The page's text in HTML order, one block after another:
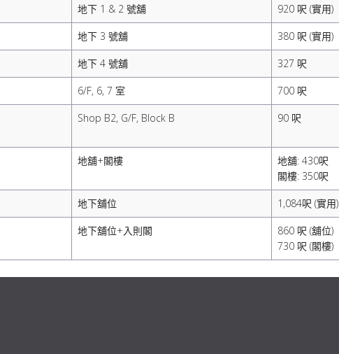
地下 1 & 2 號舖 920 呎 (實用)
地下 3 號舖 380 呎 (實用)
地下 4 號舖 327 呎
6/F, 6, 7 室 700 呎
Shop B2, G/F, Block B 90 呎
地舖+閣樓
地舖: 430呎
閣樓: 350呎
地下舖位 1,084呎 (實用)
地下舖位+入則閣
860 呎 (舖位)
730 呎 (閣樓)